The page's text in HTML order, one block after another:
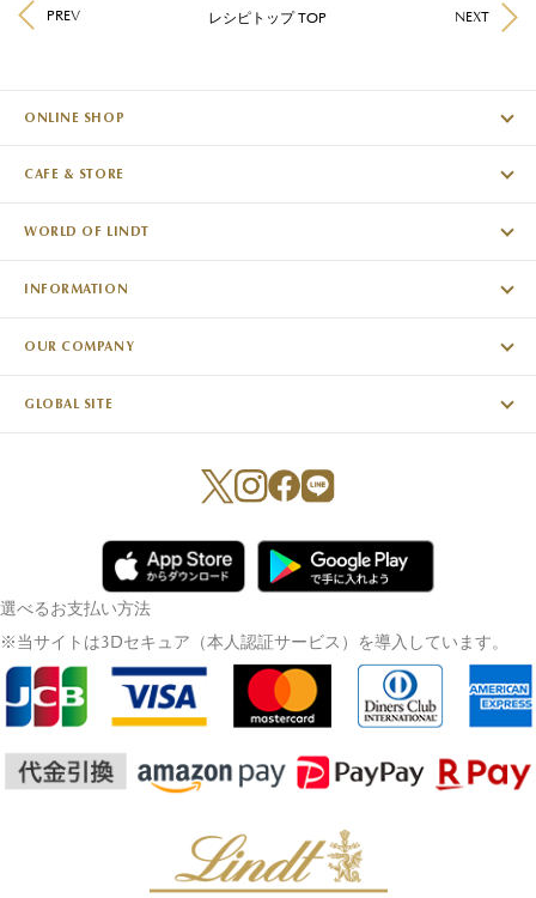
PREV レシピトップ TOP NEXT
ONLINE SHOP
CAFE & STORE
WORLD OF LINDT
INFORMATION
OUR COMPANY
GLOBAL SITE
選べるお支払い方法
※当サイトは3Dセキュア（本人認証サービス）を導入しています。